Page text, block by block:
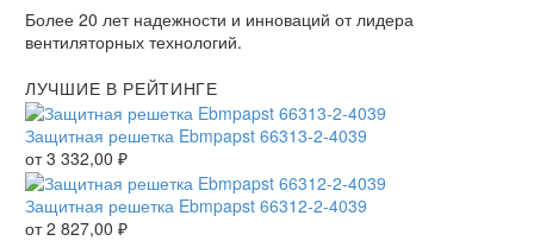
Более 20 лет надежности и инноваций от лидера
вентиляторных технологий.
ЛУЧШИЕ В РЕЙТИНГЕ
Защитная решетка Ebmpapst 66313-2-4039
от3 332,00 ₽
Защитная решетка Ebmpapst 66312-2-4039
от2 827,00 ₽